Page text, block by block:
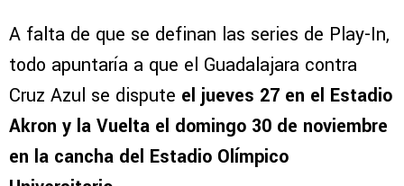
A falta de que se definan las series de Play-In,
todo apuntaría a que el Guadalajara contra
Cruz Azul se dispute el jueves 27 en el Estadio
Akron y la Vuelta el domingo 30 de noviembre
en la cancha del Estadio Olímpico